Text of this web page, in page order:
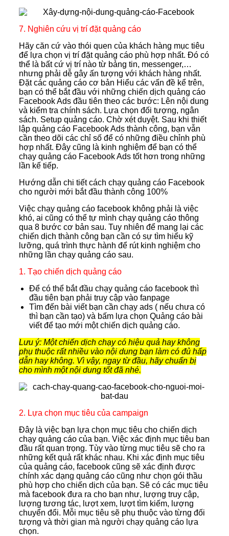
7. Nghiên cứu vị trí đặt quảng cáo
Hãy căn cứ vào thói quen của khách hàng mục tiêu
để lựa chọn vị trí đặt quảng cáo phù hợp nhất. Đó có
thể là bất cứ vị trí nào từ bảng tin, messenger,…
nhưng phải dễ gây ấn tượng với khách hàng nhất.
Đặt các quảng cáo cơ bản Hiểu các vấn đề kể trên,
bạn có thể bắt đầu với những chiến dịch quảng cáo
Facebook Ads đầu tiên theo các bước: Lên nội dung
và kiểm tra chính sách. Lựa chọn đối tượng, ngân
sách. Setup quảng cáo. Chờ xét duyệt. Sau khi thiết
lập quảng cáo Facebook Ads thành công, bạn vẫn
cần theo dõi các chỉ số để có những điều chỉnh phù
hợp nhất. Đây cũng là kinh nghiệm để bạn có thể
chạy quảng cáo Facebook Ads tốt hơn trong những
lần kế tiếp.
Hướng dẫn chi tiết cách chạy quảng cáo Facebook
cho người mới bắt đầu thành công 100%
Việc chạy quảng cáo facebook không phải là việc
khó, ai cũng có thể tự mình chạy quảng cáo thông
qua 8 bước cơ bản sau. Tuy nhiên để mang lại các
chiến dịch thành công bạn cần có sự tìm hiểu kỹ
lưỡng, quá trình thực hành để rút kinh nghiệm cho
những lần chạy quảng cáo sau.
1. Tạo chiến dịch quảng cáo
Để có thể bắt đầu chạy quảng cáo facebook thì
đầu tiên bạn phải truy cập vào fanpage
Tìm đến bài viết bạn cần chạy ads ( nếu chưa có
thì bạn cần tạo) và bấm lựa chọn Quảng cáo bài
viết để tạo mới một chiến dịch quảng cáo.
Lưu ý: Một chiến dịch chạy có hiệu quả hay không
phụ thuộc rất nhiều vào nội dung bạn làm có đủ hấp
dẫn hay không. Vì vậy, ngay từ đầu, hãy chuẩn bị
cho mình một nội dung tốt đã nhé.
2. Lựa chọn mục tiêu của campaign
Đây là việc bạn lựa chọn mục tiêu cho chiến dịch
chạy quảng cáo của bạn. Việc xác định mục tiêu ban
đầu rất quan trọng. Tùy vào từng mục tiêu sẽ cho ra
những kết quả rất khác nhau. Khi xác định mục tiêu
của quảng cáo, facebook cũng sẽ xác định được
chính xác dạng quảng cáo cũng như chọn gói thầu
phù hợp cho chiến dịch của bạn. Sẽ có các mục tiêu
mà facebook đưa ra cho bạn như, lượng truy cập,
lượng tương tác, lượt xem, lượt tìm kiếm, lượng
chuyển đổi. Mỗi mục tiêu sẽ phụ thuộc vào từng đối
tượng và thời gian mà người chạy quảng cáo lựa
chọn.